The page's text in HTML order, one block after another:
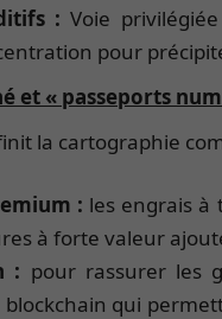
:Voie
pour
et « passeports
la cartographie
: les engrais à
à forte valeur
: pour rassurer les
qui